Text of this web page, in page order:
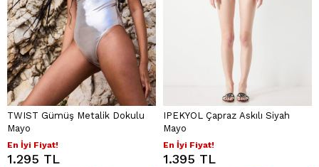
TWIST Gümüş Metalik Dokulu
Mayo
En İyi Fiyat!
1.295 TL
IPEKYOL Çapraz Askılı Siyah
Mayo
En İyi Fiyat!
1.395 TL